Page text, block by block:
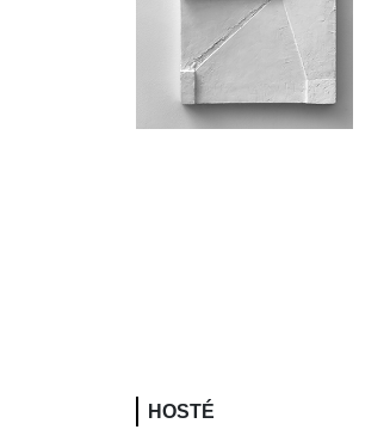
HOSTÉ